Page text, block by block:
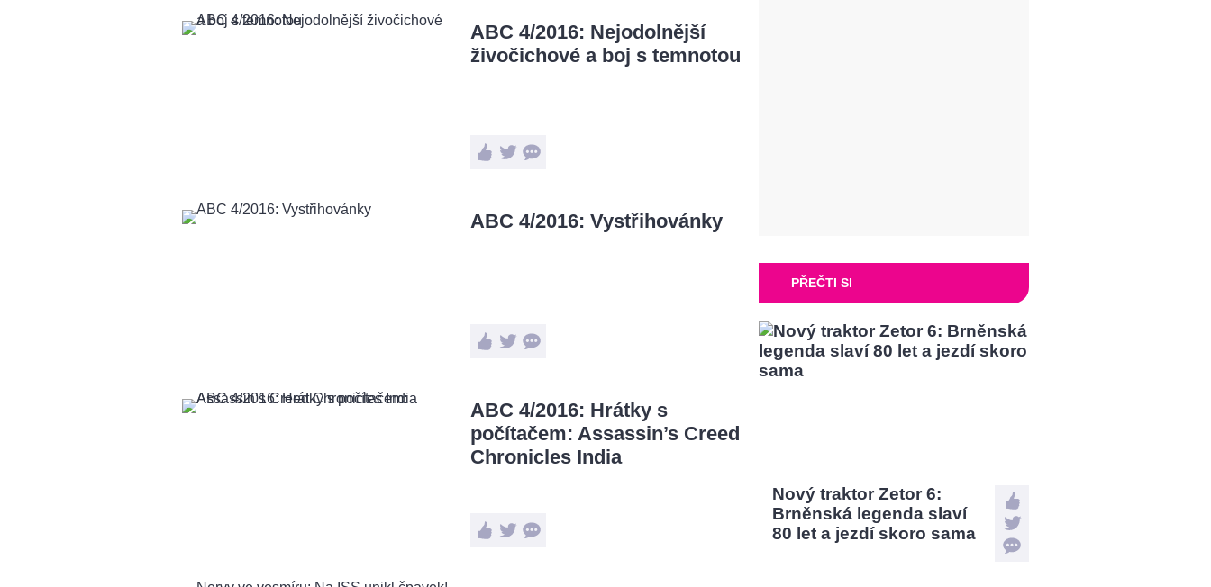
ABC 4/2016: Nejodolnější
živočichové a boj s temnotou
ABC 4/2016: Vystřihovánky
ABC 4/2016: Hrátky s
počítačem: Assassin’s Creed
Chronicles India
PŘEČTI SI
Nový traktor Zetor 6:
Brněnská legenda slaví
80 let a jezdí skoro sama